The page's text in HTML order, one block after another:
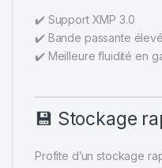
✔️ Support XMP 3.0
✔️ Bande passante
✔️ Meilleure fluidité en
💾 Stockage
Profite d’un stockage